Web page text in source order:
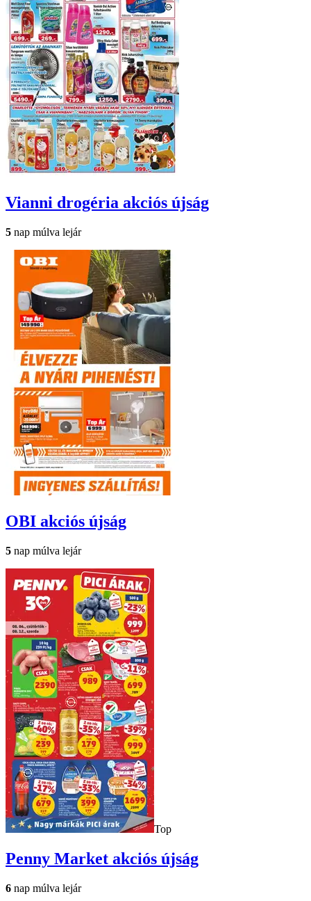
Vianni drogéria akciós újság
5 nap múlva lejár
OBI akciós újság
5 nap múlva lejár
Top
Penny Market akciós újság
6 nap múlva lejár